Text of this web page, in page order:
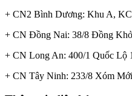
+ CN2 Bình Dương: Khu A,
+ CN Đồng Nai: 38/8 Đồng
+ CN Long An: 400/1 Quốc Lộ
+ CN Tây Ninh: 233/8 Xóm